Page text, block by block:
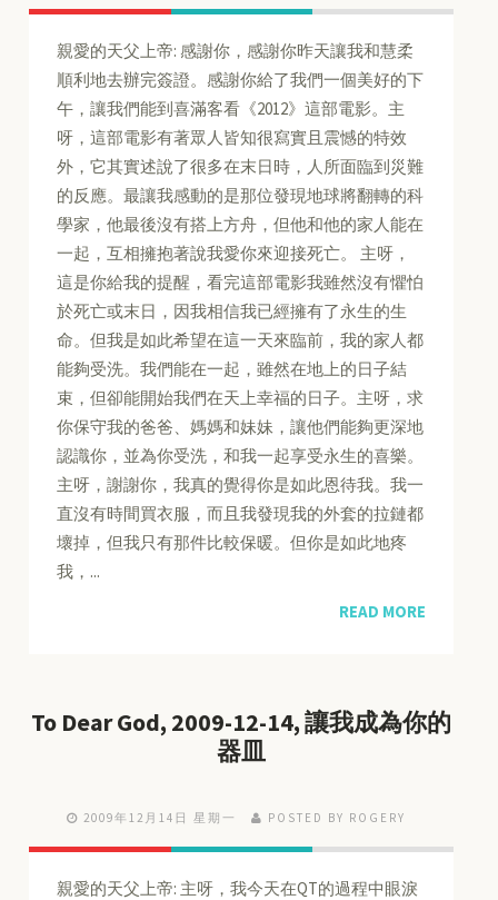
親愛的天父上帝: 感謝你，感謝你昨天讓我和慧柔
順利地去辦完簽證。感謝你給了我們一個美好的下
午，讓我們能到喜滿客看《2012》這部電影。主
呀，這部電影有著眾人皆知很寫實且震憾的特效
外，它其實述說了很多在末日時，人所面臨到災難
的反應。最讓我感動的是那位發現地球將翻轉的科
學家，他最後沒有搭上方舟，但他和他的家人能在
一起，互相擁抱著說我愛你來迎接死亡。 主呀，
這是你給我的提醒，看完這部電影我雖然沒有懼怕
於死亡或末日，因我相信我已經擁有了永生的生
命。但我是如此希望在這一天來臨前，我的家人都
能夠受洗。我們能在一起，雖然在地上的日子結
束，但卻能開始我們在天上幸福的日子。主呀，求
你保守我的爸爸、媽媽和妹妹，讓他們能夠更深地
認識你，並為你受洗，和我一起享受永生的喜樂。
主呀，謝謝你，我真的覺得你是如此恩待我。我一
直沒有時間買衣服，而且我發現我的外套的拉鏈都
壞掉，但我只有那件比較保暖。但你是如此地疼
我，...
READ MORE
To Dear God, 2009-12-14, 讓我成為你的
器皿
2009年12月14日 星期一 POSTED BY ROGERY
親愛的天父上帝: 主呀，我今天在QT的過程中眼淚